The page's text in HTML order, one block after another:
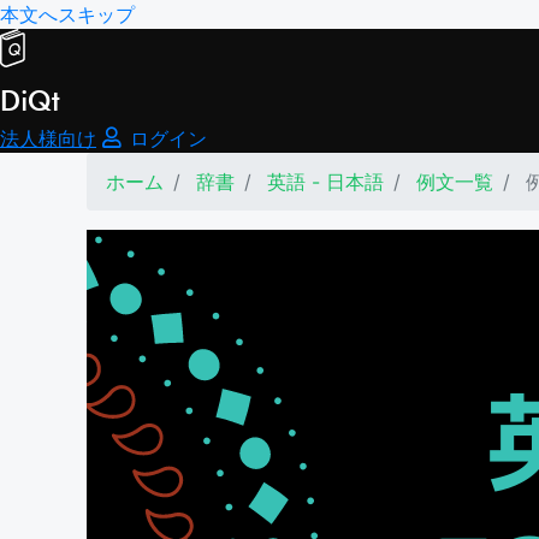
本文へスキップ
DiQt
法人様向け
ログイン
ホーム
辞書 英語 - 日本語 例文一覧